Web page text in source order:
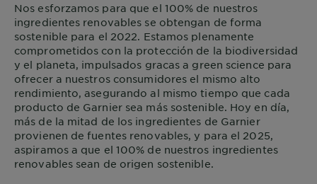
Nos esforzamos para que el 100% de nuestros
ingredientes renovables se obtengan de forma
sostenible para el 2022. Estamos plenamente
comprometidos con la protección de la biodiversidad
y el planeta, impulsados gracas a green science para
ofrecer a nuestros consumidores el mismo alto
rendimiento, asegurando al mismo tiempo que cada
producto de Garnier sea más sostenible. Hoy en día,
más de la mitad de los ingredientes de Garnier
provienen de fuentes renovables, y para el 2025,
aspiramos a que el 100% de nuestros ingredientes
renovables sean de origen sostenible.